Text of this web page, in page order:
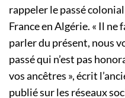
rappeler le passé
France en Algérie. « Il ne
parler du présent, nous
passé qui n’est pas
vos ancêtres », écrit
publié sur les réseaux